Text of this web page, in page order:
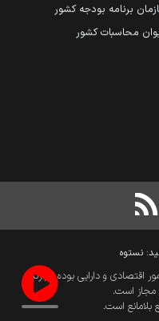
برنامه بودجه کشور
محاسبات کشور
نستوه
اقتصادی و دارایی بوده و بازنشر
مجاز است.
بلامانع است.